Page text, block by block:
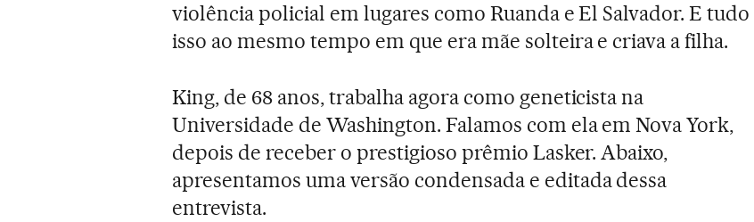
violência policial em lugares como Ruanda e El Salvador. E tudo
isso ao mesmo tempo em que era mãe solteira e criava a filha.
King, de 68 anos, trabalha agora como geneticista na
Universidade de Washington. Falamos com ela em Nova York,
depois de receber o prestigioso prêmio Lasker. Abaixo,
apresentamos uma versão condensada e editada dessa
entrevista.